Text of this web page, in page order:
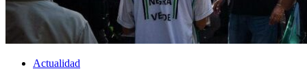
Actualidad